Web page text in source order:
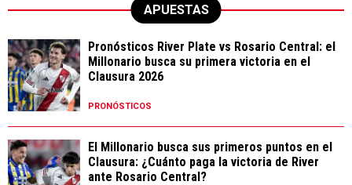
APUESTAS
Pronósticos River Plate vs Rosario Central: el
Millonario busca su primera victoria en el
Clausura 2026
PRONÓSTICOS
El Millonario busca sus primeros puntos en el
Clausura: ¿Cuánto paga la victoria de River
ante Rosario Central?